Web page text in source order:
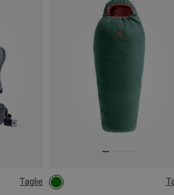
Taglie MAX. 170CM | LEFT